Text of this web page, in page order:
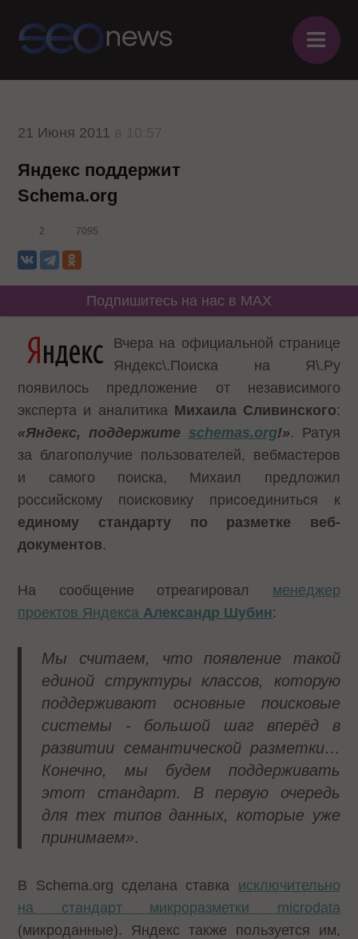
≡
21 Июня 2011
Яндекс поддержит
Schema.org
2 7095
Подпишитесь на нас в MAX
Вчера на официальной странице
Яндекс\.Поиска на Я\.Ру
появилось предложение от независимого
эксперта и аналитика Михаила Сливинского:
«Яндекс, поддержите schemas.org!». Ратуя
за благополучие пользователей, вебмастеров
и самого поиска, Михаил предложил
российскому поисковику присоединиться к
единому стандарту по разметке веб-
документов.
На сообщение отреагировал менеджер
проектов Яндекса Александр Шубин:
Мы считаем, что появление такой
единой структуры классов, которую
поддерживают основные поисковые
системы - большой шаг вперёд в
развитии семантической разметки…
Конечно, мы будем поддерживать
этот стандарт. В первую очередь
для тех типов данных, которые уже
принимаем».
В Schema.org сделана ставка исключительно
на стандарт микроразметки microdata
(микроданные). Яндекс также пользуется им,